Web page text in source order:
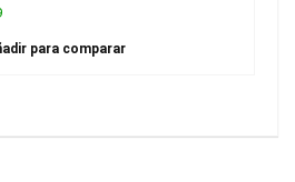
para comparar